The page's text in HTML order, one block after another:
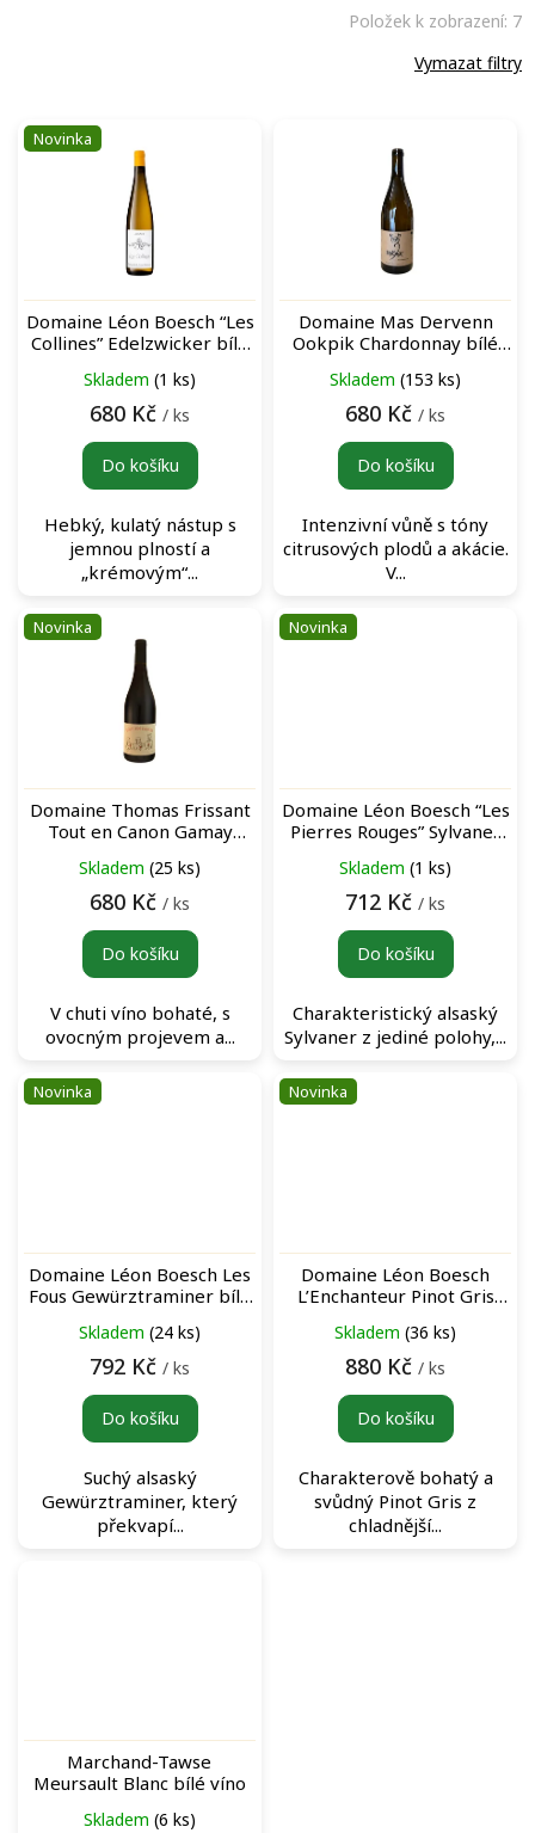
Vymazat filtry
Položek k zobrazení: 7
V
o
Novinka
Domaine Léon Boesch “Les
Collines” Edelzwicker bílé
Skladem (1 ks)
680 Kč / ks
Do košíku
Hebký, kulatý nástup s
jemnou plností a
„krémovým“...
Domaine Mas Dervenn
Ookpik Chardonnay bílé
Skladem (153 ks)
680 Kč / ks
Do košíku
Intenzivní vůně s tóny
citrusových plodů a akácie.
V...
Novinka
Domaine Thomas Frissant
Tout en Canon Gamay
Skladem (25 ks)
680 Kč / ks
Do košíku
V chuti víno bohaté, s
ovocným projevem a...
Novinka
Domaine Léon Boesch “Les
Pierres Rouges” Sylvaner
Skladem (1 ks)
712 Kč / ks
Do košíku
Charakteristický alsaský
Sylvaner z jediné polohy,...
Novinka
Domaine Léon Boesch Les
Fous Gewürztraminer bílé
Skladem (24 ks)
792 Kč / ks
Do košíku
Suchý alsaský
Gewürztraminer, který
překvapí...
Novinka
Domaine Léon Boesch
L’Enchanteur Pinot Gris
Skladem (36 ks)
880 Kč / ks
Do košíku
Charakterově bohatý a
svůdný Pinot Gris z
chladnější...
Marchand-Tawse
Meursault Blanc bílé víno
Skladem (6 ks)